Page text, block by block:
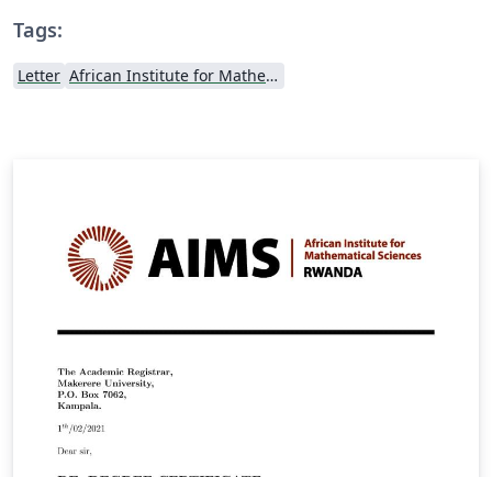
Tags:
Letter African Institute for Mathematical Science